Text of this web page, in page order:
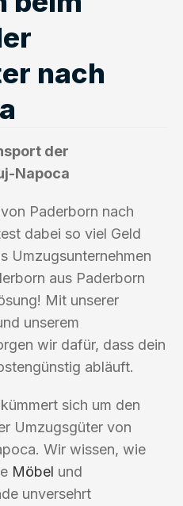
nach
der
Napoca
Paderborn nach
dabei so viel Geld
Umzugsunternehmen
aus Paderborn
Mit unserer
unserem
wir dafür, dass dein
abläuft.
sich um den
Umzugsgüter von
Wir wissen, wie
Möbel und
unversehrt